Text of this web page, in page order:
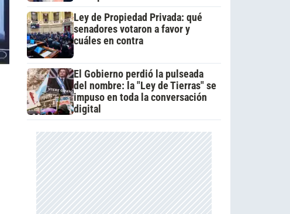
Ley de Propiedad Privada: qué
senadores votaron a favor y
cuáles en contra
El Gobierno perdió la pulseada
del nombre: la "Ley de Tierras" se
impuso en toda la conversación
digital